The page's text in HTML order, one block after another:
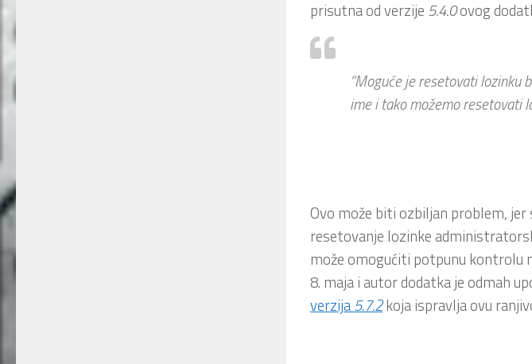
prisutna od verzije 5.4.0ovog
“Moguće je resetovati lozinku
ime i tako možemo resetovati
Ovo može biti ozbiljan problem,
resetovanje lozinke
može omogućiti potpunu kontrolu
8. maja i autor dodatka je odmah
verzija5.7.2koja ispravlja ovu